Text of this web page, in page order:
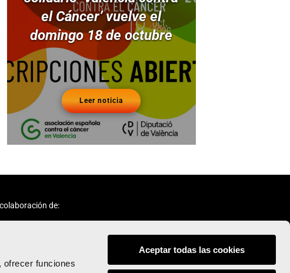
ofrecer funciones
Aceptar todas las cookies
el Cáncer’ vuelve el
domingo 18 de octubre
Leer noticia
de: